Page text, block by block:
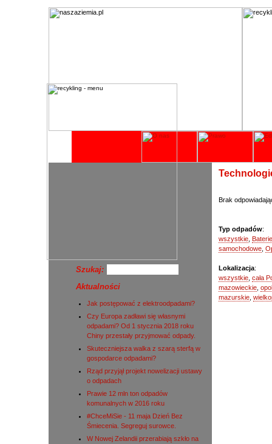
Szukaj:
Aktualności
Jak postępować z elektroodpadami?
Czy Europa zadławi się własnymi
odpadami? Od 1 stycznia 2018 roku
Chiny przestały przyjmować odpady.
Skuteczniejsza walka z szarą sterfą w
gospodarce odpadami?
Rząd przyjął projekt nowelizacji ustawy
o odpadach
Prawie 12 mln ton odpadów
komunalnych w 2016 roku
#ChceMiSie - 11 maja Dzień Bez
Śmiecenia. Segreguj surowce.
W Nowej Zelandii przerabiają szkło na
Brak
Typ odpadów:
wszystkie Baterie
samochodowe
Lokalizacja:
wszystkie cała
mazowieckie
mazurskie